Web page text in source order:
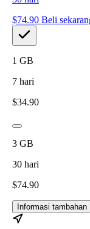
$74.90 Beli
1 GB
7 hari
$34.90
3 GB
30 hari
$74.90
Informasi tambahan